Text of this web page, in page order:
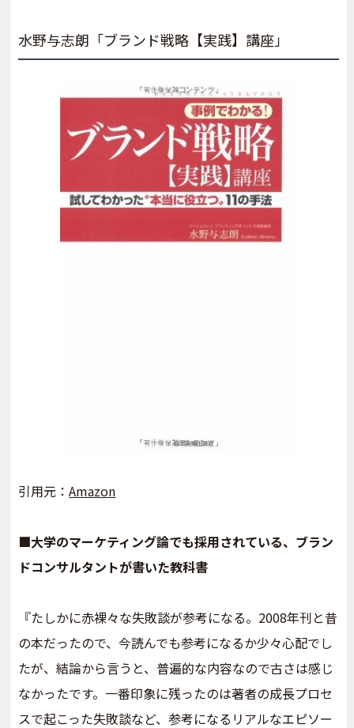
水野与志朗「ブランド戦略【実践】講座」
引用元：Amazon
■大学のマーケティング論でも採用されている、ブラン
ドコンサルタントが書いた教科書
『たしかに赤裸々な失敗談が参考になる。2008年刊と昔
の本だったので、今読んでも参考になるか少々心配でし
たが、結論から言うと、普遍的な内容なので古さは感じ
なかったです。一番印象に残ったのは著者の成長プロセ
スで起こった失敗談など、参考になるリアルなエピソー